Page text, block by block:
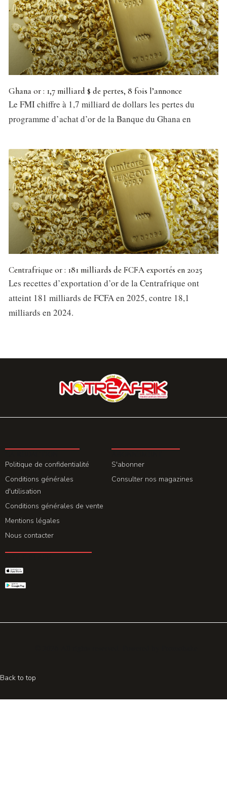
Ghana or : 1,7 milliard $ de pertes, 8 fois l’annonce
Le FMI chiffre à 1,7 milliard de dollars les pertes du
programme d’achat d’or de la Banque du Ghana en
Centrafrique or : 181 milliards de FCFA exportés en 2025
Les recettes d’exportation d’or de la Centrafrique ont
atteint 181 milliards de FCFA en 2025, contre 18,1
milliards en 2024.
Politique de confidentialité
Conditions générales
d'utilisation
Conditions générales de vente
Mentions légales
Nous contacter
S'abonner
Consulter nos magazines
Back to top